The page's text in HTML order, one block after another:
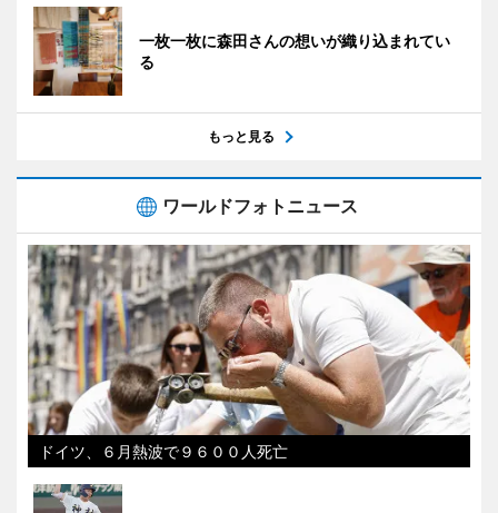
一枚一枚に森田さんの想いが織り込まれてい
る
もっと見る
ワールドフォトニュース
ドイツ、６月熱波で９６００人死亡